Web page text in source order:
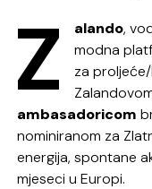
Z alando,
modna
za
ambasadoricom
nominiranom za
energija, spontane
mjeseci u Europi.